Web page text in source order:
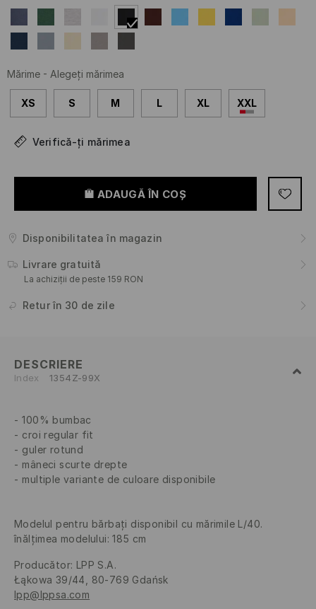
Mărime - Alegeţi mărimea
XS S M L XL XXL
Verifică-ți mărimea
ADAUGĂ ÎN COŞ
Disponibilitatea în magazin
Livrare gratuită
La achiziții de peste 159 RON
Retur în 30 de zile
DESCRIERE
Index 1354Z-99X
100% bumbac
croi regular fit
guler rotund
mâneci scurte drepte
multiple variante de culoare disponibile
Modelul pentru bărbați disponibil cu mărimile L/40.
înălțimea modelului: 185 cm
Producător: LPP S.A.
Łąkowa 39/44, 80-769 Gdańsk
lpp@lppsa.com